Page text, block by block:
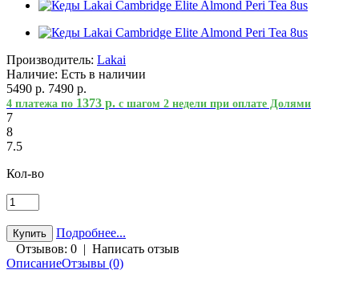
Производитель: Lakai
Наличие: Есть в наличии
5490 р. 7490 р.
4 платежа по 1373 р. с шагом 2 недели при оплате Долями
7
8
7.5
Кол-во
Подробнее...
Отзывов: 0 | Написать отзыв
ОписаниеОтзывы (0)